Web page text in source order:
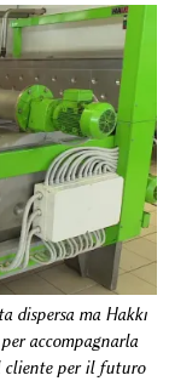
dispersa ma Hakkı
accompagnarla
cliente per il futuro